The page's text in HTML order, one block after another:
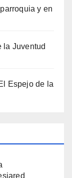
y en
la Juventud
Espejo de la